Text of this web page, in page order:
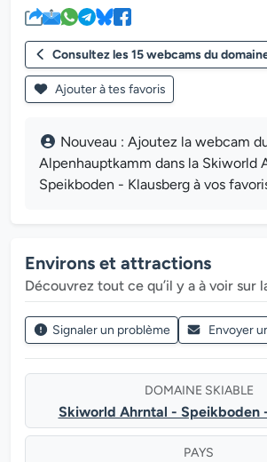
Consultez les 15 webcams du
Ajouter à tes favoris
Nouveau : Ajoutez la webcam
Alpenhauptkamm dans la Skiworld
Speikboden - Klausberg à vos
Environs et attractions
Découvrez tout ce qu’il y a à voir sur
Signaler un problème Envoyer
DOMAINE SKIABLE
Skiworld Ahrntal - Speikboden
PAYS